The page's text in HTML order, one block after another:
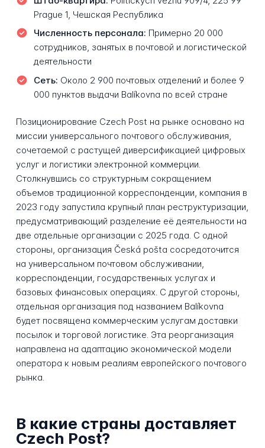
Prague 1, Чешская Республика
Численность персонала: Примерно 20 000
сотрудников, занятых в почтовой и логистической
деятельности
Сеть: Около 2 900 почтовых отделений и более 9
000 пунктов выдачи Balíkovna по всей стране
Позиционирование Czech Post на рынке основано на
миссии универсального почтового обслуживания,
сочетаемой с растущей диверсификацией цифровых
услуг и логистики электронной коммерции.
Столкнувшись со структурным сокращением
объемов традиционной корреспонденции, компания в
2023 году запустила крупный план реструктуризации,
предусматривающий разделение её деятельности на
две отдельные организации с 2025 года. С одной
стороны, организация Česká pošta сосредоточится
на универсальном почтовом обслуживании,
корреспонденции, государственных услугах и
базовых финансовых операциях. С другой стороны,
отдельная организация под названием Balíkovna
будет посвящена коммерческим услугам доставки
посылок и торговой логистике. Эта реорганизация
направлена на адаптацию экономической модели
оператора к новым реалиям европейского почтового
рынка.
В какие страны доставляет
Czech Post?